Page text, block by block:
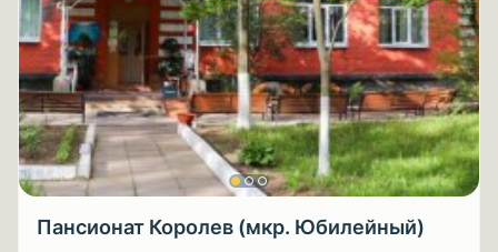
Пансионат Королев (мкр. Юбилейный)